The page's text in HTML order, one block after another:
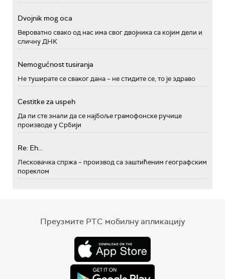
Dvojnik mog oca
Вероватно свако од нас има свог двојника са којим дели и
сличну ДНК
Nemogućnost tusiranja
Не туширате се сваког дана – не стидите се, то је здраво
Cestitke za uspeh
Да ли сте знали да се најбоље грамофонске ручице
производе у Србији
Re: Eh...
Лесковачка спржа – производ са заштићеним географским
пореклом
Преузмите РТС мобилну апликацију